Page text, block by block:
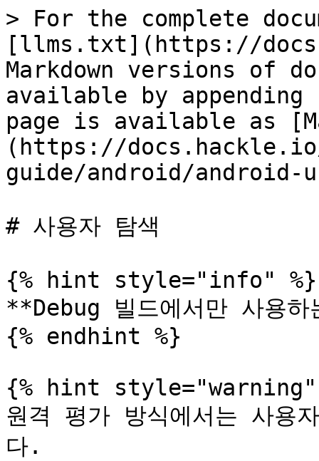
> For the complete
[llms.txt](https://
Markdown versions of
available by
page is available as
(https://
guide/android/android-
# 사용자 탐색
{% hint style="info" %}
**Debug 빌드에서만 사용
{% endhint %}
{% hint style="warning"
원격 평가 방식에서는 사용
다.